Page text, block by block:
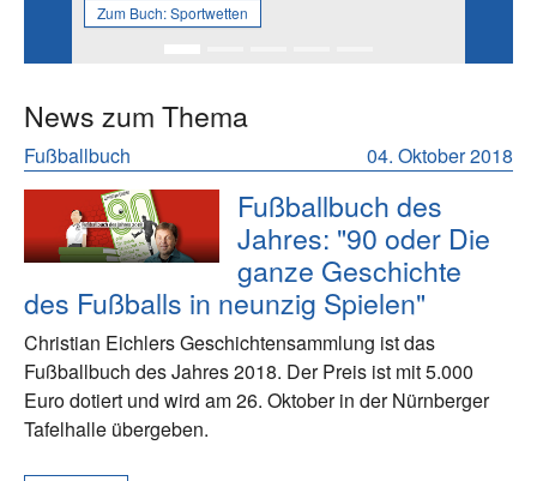
Zum Buch:Sportwetten
News zum Thema
04. Oktober 2018
Fußballbuch
Fußballbuch des
Jahres: "90 oder Die
ganze Geschichte
des Fußballs in neunzig Spielen"
Christian Eichlers Geschichtensammlung ist das
Fußballbuch des Jahres 2018. Der Preis ist mit 5.000
Euro dotiert und wird am 26. Oktober in der Nürnberger
Tafelhalle übergeben.